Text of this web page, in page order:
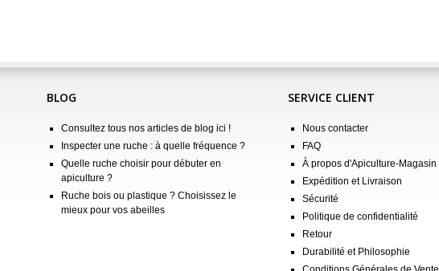
BLOG
Consultez tous nos articles de blog ici !
Inspecter une ruche : à quelle fréquence ?
Quelle ruche choisir pour débuter en
apiculture ?
Ruche bois ou plastique ? Choisissez le
mieux pour vos abeilles
SERVICE CLIENT
Nous contacter
FAQ
À propos d'Apiculture-Magasin
Expédition et Livraison
Sécurité
Politique de confidentialité
Retour
Durabilité et Philosophie